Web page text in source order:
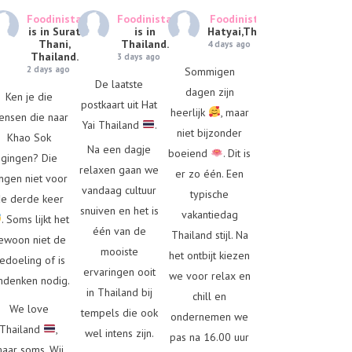
Foodinista
is in Surat
Thani,
Thailand.
2 days ago
Ken je die
die naar
Khao Sok
gingen? Die
niet voor
derde keer
. Soms lijkt het
niet de
of is
nodig.
We love
Thailand
,
Foodinista
is in
Thailand.
3 days ago
De laatste
postkaart uit Hat
Yai Thailand
.
Na een dagje
relaxen gaan we
vandaag cultuur
snuiven en het is
één van de
mooiste
ervaringen ooit
in Thailand bij
tempels die ook
wel intens zijn.
Foodinista
Hatyai,Thailand.
4 days ago
Sommigen
dagen zijn
heerlijk
, maar
niet bijzonder
boeiend
. Dit is
er zo één. Een
typische
vakantiedag
Thailand stijl. Na
het ontbijt kiezen
we voor relax en
chill en
ondernemen we
pas na 16.00 uur